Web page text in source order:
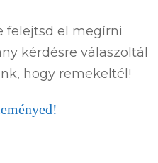
felejtsd el megírni
kérdésre válaszoltál
hogy remekeltél!